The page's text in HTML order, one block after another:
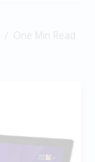
One Min Read